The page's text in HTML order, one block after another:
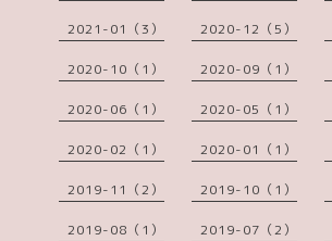
2021-01（3） 2020-12（5）
2020-10（1） 2020-09（1）
2020-06（1） 2020-05（1）
2020-02（1） 2020-01（1）
2019-11（2） 2019-10（1）
2019-08（1） 2019-07（2）